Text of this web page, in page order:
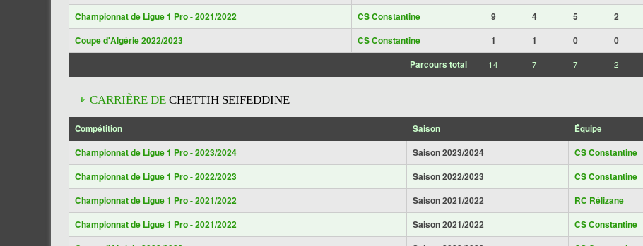
Championnat de Ligue 1 Pro - 2021/2022
CS Constantine 9 4 5 2
Coupe d'Algérie 2022/2023
CS Constantine 1 1 0 0
Parcours total 14 7 7 2
CARRIÈRE DE CHETTIH SEIFEDDINE
Compétition Saison Équipe
Championnat de Ligue 1 Pro - 2023/2024 Saison 2023/2024 CS Constantine
Championnat de Ligue 1 Pro - 2022/2023
Saison 2022/2023 CS Constantine
Championnat de Ligue 1 Pro - 2021/2022
Saison 2021/2022 RC Rélizane
Championnat de Ligue 1 Pro - 2021/2022
Saison 2021/2022 CS Constantine